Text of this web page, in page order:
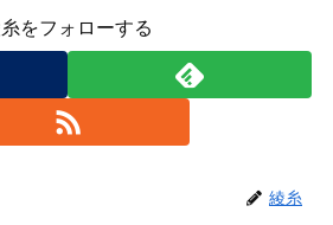
をフォローする
綾糸